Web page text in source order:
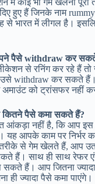
में कोई भी गेम खेलना पूरी
हुए हैं जिनके नाम
से भारत में लीगल है।
पैसे withdraw कर
से रनिंग कर रहे हैं
उसे withdraw कर सकते
को ट्रांसफर नहीं
कितने पैसे कमा सकते हैं?
आंकड़ा नहीं है, कि आप
आपके काम पर निर्भर
से गेम खेलते हैं, आप
हैं। साथ ही साथ रेफर एंड
हैं। आप जितना
ही ज्यादा पैसे कमा पाएंगे।